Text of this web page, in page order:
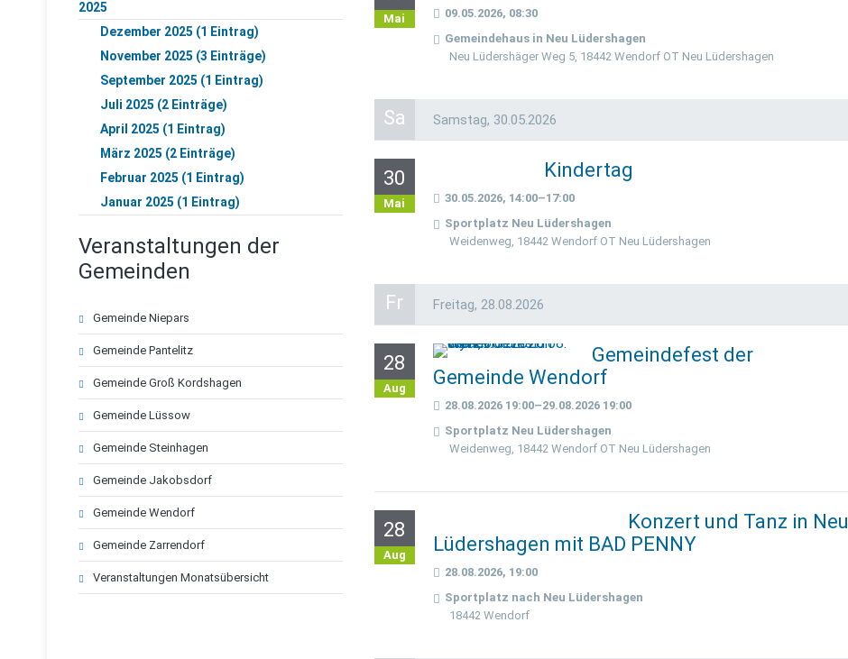
Mai
09.05.2026, 08:30
Gemeindehaus in Neu Lüdershagen
Neu Lüdershäger Weg 5, 18442 Wendorf OT Neu Lüdershagen
Sa Samstag, 30.05.2026
30
Mai
Kindertag
30.05.2026, 14:00–17:00
Sportplatz Neu Lüdershagen
Weidenweg, 18442 Wendorf OT Neu Lüdershagen
Fr Freitag, 28.08.2026
28
Aug
Gemeindefest der
Gemeinde Wendorf
28.08.2026 19:00–29.08.2026 19:00
Sportplatz Neu Lüdershagen
Weidenweg, 18442 Wendorf OT Neu Lüdershagen
28
Aug
Konzert und Tanz in Neu
Lüdershagen mit BAD PENNY
28.08.2026, 19:00
Sportplatz nach Neu Lüdershagen
18442 Wendorf
2025
Dezember 2025 (1 Eintrag)
November 2025 (3 Einträge)
September 2025 (1 Eintrag)
Juli 2025 (2 Einträge)
April 2025 (1 Eintrag)
März 2025 (2 Einträge)
Februar 2025 (1 Eintrag)
Januar 2025 (1 Eintrag)
Veranstaltungen der
Gemeinden
Navigation
überspringen
Gemeinde Niepars
Gemeinde Pantelitz
Gemeinde Groß Kordshagen
Gemeinde Lüssow
Gemeinde Steinhagen
Gemeinde Jakobsdorf
Gemeinde Wendorf
Gemeinde Zarrendorf
Veranstaltungen Monatsübersicht